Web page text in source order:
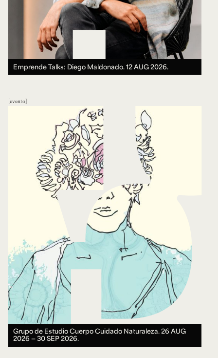
Emprende Talks: Diego Maldonado.12 AUG 2026.
evento
Grupo de Estudio Cuerpo Cuidado Naturaleza.26 AUG
2026 ― 30 SEP 2026.